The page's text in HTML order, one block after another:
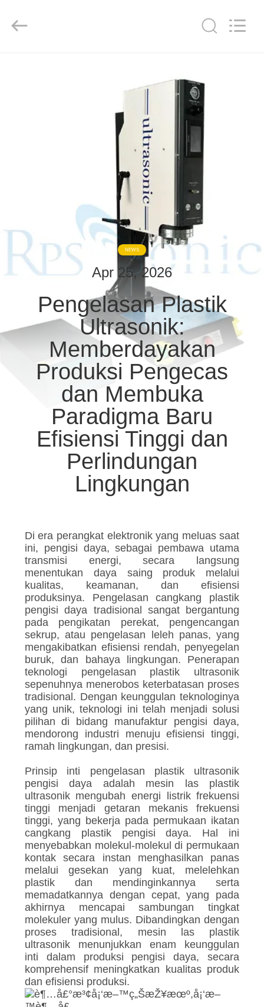
KONTROL
KUALITAS
HUBUNGI
KAMI
BERITA
SITEMAP
KEBIJAKAN
Ltd..
NEWS
Apr 25, 2026
Pengelasan Plastik
Ultrasonik:
Memberdayakan
Produksi Pengecas
dan Membuka
Paradigma Baru
Efisiensi Tinggi dan
Perlindungan
Lingkungan
Di era perangkat elektronik yang meluas saat
ini, pengisi daya, sebagai pembawa utama
transmisi energi, secara langsung
menentukan daya saing produk melalui
kualitas, keamanan, dan efisiensi
produksinya. Pengelasan cangkang plastik
pengisi daya tradisional sangat bergantung
pada pengikatan perekat, pengencangan
sekrup, atau pengelasan leleh panas, yang
mengakibatkan efisiensi rendah, penyegelan
buruk, dan bahaya lingkungan. Penerapan
teknologi pengelasan plastik ultrasonik
sepenuhnya menerobos keterbatasan proses
tradisional. Dengan keunggulan teknologinya
yang unik, teknologi ini telah menjadi solusi
pilihan di bidang manufaktur pengisi daya,
mendorong industri menuju efisiensi tinggi,
ramah lingkungan, dan presisi.
Prinsip inti pengelasan plastik ultrasonik
pengisi daya adalah mesin las plastik
ultrasonik mengubah energi listrik frekuensi
tinggi menjadi getaran mekanis frekuensi
tinggi, yang bekerja pada permukaan ikatan
cangkang plastik pengisi daya. Hal ini
menyebabkan molekul-molekul di permukaan
kontak secara instan menghasilkan panas
melalui gesekan yang kuat, melelehkan
plastik dan mendinginkannya serta
memadatkannya dengan cepat, yang pada
akhirnya mencapai sambungan tingkat
molekuler yang mulus. Dibandingkan dengan
proses tradisional, mesin las plastik
ultrasonik menunjukkan enam keunggulan
inti dalam produksi pengisi daya, secara
komprehensif meningkatkan kualitas produk
dan efisiensi produksi.